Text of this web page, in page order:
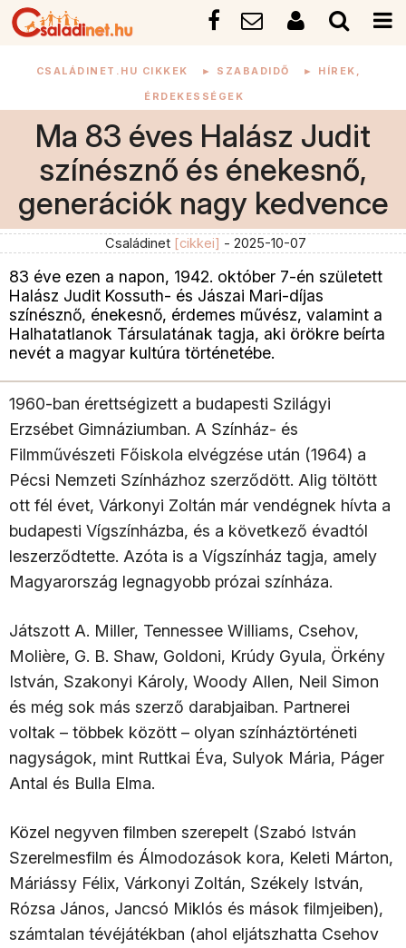
CSALÁDINET.HU CIKKEK ► SZABADIDŐ ► HÍREK,
ÉRDEKESSÉGEK
Ma 83 éves Halász Judit
színésznő és énekesnő,
generációk nagy kedvence
Családinet [cikkei] - 2025-10-07
83 éve ezen a napon, 1942. október 7-én született
Halász Judit Kossuth- és Jászai Mari-díjas
színésznő, énekesnő, érdemes művész, valamint a
Halhatatlanok Társulatának tagja, aki örökre beírta
nevét a magyar kultúra történetébe.
1960-ban érettségizett a budapesti Szilágyi
Erzsébet Gimnáziumban. A Színház- és
Filmművészeti Főiskola elvégzése után (1964) a
Pécsi Nemzeti Színházhoz szerződött. Alig töltött
ott fél évet, Várkonyi Zoltán már vendégnek hívta a
budapesti Vígszínházba, és a következő évadtól
leszerződtette. Azóta is a Vígszínház tagja, amely
Magyarország legnagyobb prózai színháza.
Játszott A. Miller, Tennessee Williams, Csehov,
Molière, G. B. Shaw, Goldoni, Krúdy Gyula, Örkény
István, Szakonyi Károly, Woody Allen, Neil Simon
és még sok más szerző darabjaiban. Partnerei
voltak – többek között – olyan színháztörténeti
nagyságok, mint Ruttkai Éva, Sulyok Mária, Páger
Antal és Bulla Elma.
Közel negyven filmben szerepelt (Szabó István
Szerelmesfilm és Álmodozások kora, Keleti Márton,
Máriássy Félix, Várkonyi Zoltán, Székely István,
Rózsa János, Jancsó Miklós és mások filmjeiben),
számtalan tévéjátékban (ahol eljátszhatta Csehov